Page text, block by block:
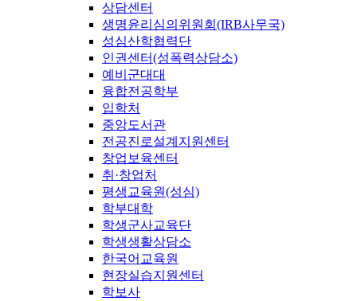
상담센터
생명윤리심의위원회(IRB사무국)
성심산학협력단
인권센터(성폭력상담소)
예비군대대
융합전공학부
입학처
중앙도서관
전공진로설계지원센터
창업보육센터
취·창업처
평생교육원(성심)
학부대학
학생군사교육단
학생생활상담소
한국어교육원
현장실습지원센터
학보사